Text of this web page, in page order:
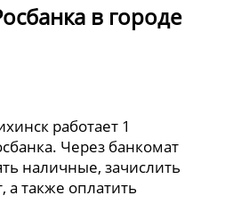
в городе
работает 1
Через банкомат
наличные, зачислить
а также оплатить